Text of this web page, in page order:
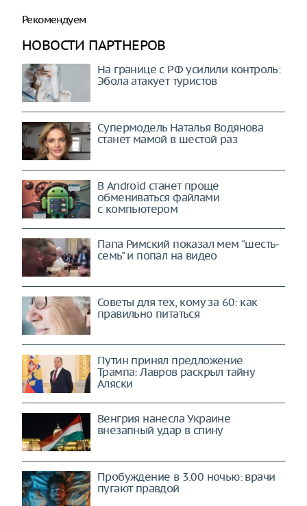
Рекомендуем
НОВОСТИ ПАРТНЕРОВ
На границе с РФ усилили контроль:
Эбола атакует туристов
Супермодель Наталья Водянова
станет мамой в шестой раз
В Android станет проще
обмениваться файлами
с компьютером
Папа Римский показал мем "шесть-
семь" и попал на видео
Советы для тех, кому за 60: как
правильно питаться
Путин принял предложение
Трампа: Лавров раскрыл тайну
Аляски
Венгрия нанесла Украине
внезапный удар в спину
Пробуждение в 3.00 ночью: врачи
пугают правдой